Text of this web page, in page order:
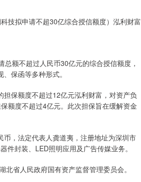
科技拟申请不超30亿综合授信额度）泓利财富
额不超过人民币30亿元的综合授信额度，
保函等多种形式。
保额度不超过12亿元泓利财富，对资产负
额度不超过4亿元。此次担保旨在缓解资金
，法定代表人龚道夷，注册地址为深圳市
封装、LED照明应用及广告传媒业务。
省人民政府国有资产监督管理委员会。
成指 14110.12 -34.08 -0.24%